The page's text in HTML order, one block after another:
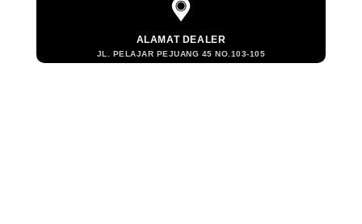
ALAMAT DEALER
JL. PELAJAR PEJUANG 45 NO.103-105